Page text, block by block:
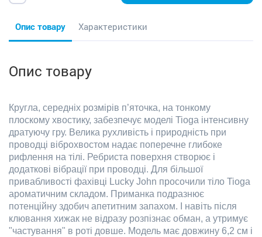
Опис товару Характеристики
Опис товару
Кругла, середніх розмірів п’яточка, на тонкому
плоскому хвостику, забезпечує моделі Tioga інтенсивну
дратуючу гру. Велика рухливість і природність при
проводці віброхвостом надає поперечне глибоке
рифлення на тілі. Ребриста поверхня створює і
додаткові вібрації при проводці. Для більшої
привабливості фахівці Lucky John просочили тіло Tioga
ароматичним складом. Приманка подразнює
потенційну здобич апетитним запахом. І навіть після
клювання хижак не відразу розпізнає обман, а утримує
"частування" в роті довше. Модель має довжину 6,2 см і